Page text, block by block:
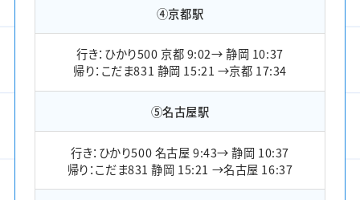
④京都駅
行き：ひかり500 京都 9:02→ 静岡 10:37
帰り：こだま831 静岡 15:21 →京都 17:34
⑤名古屋駅
行き：ひかり500 名古屋 9:43→ 静岡 10:37
帰り：こだま831 静岡 15:21 →名古屋 16:37